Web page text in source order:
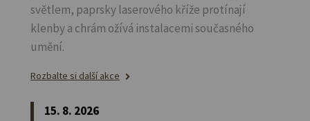
světlem, paprsky laserového kříže protínají
klenby a chrám ožívá instalacemi současného
umění.
Rozbalte si další akce
15. 8. 2026